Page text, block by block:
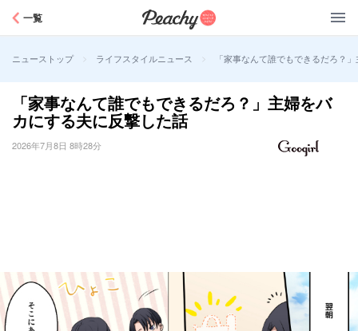
一覧
ニューストップ > ライフスタイルニュース > 「家事なんて誰でもできるだろ？
「家事なんて誰でもできるだろ？」主婦をバ
カにする夫に反撃した話
2026年7月8日 8時28分